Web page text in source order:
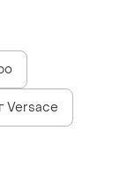
Versace